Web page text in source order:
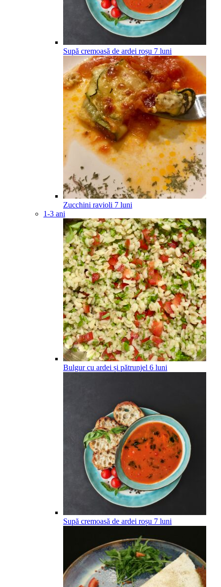
Supă cremoasă de ardei roșu 7 luni
Zucchini ravioli 7 luni
1-3 ani
Bulgur cu ardei și pătrunjel 6 luni
Supă cremoasă de ardei roșu 7 luni